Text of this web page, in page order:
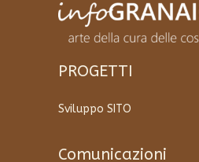
PROGETTI
Sviluppo SITO
Comunicazioni